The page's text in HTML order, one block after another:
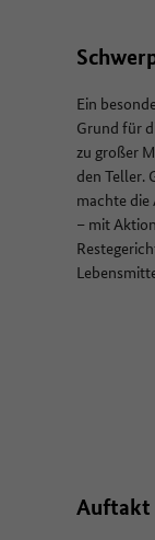
Ein
Grund für
zu großer
den Teller.
machte
– mit
Auftakt